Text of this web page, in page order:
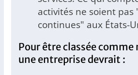
activités ne soient
continues" aux États-
Pour être classée comme
une entreprise devrait :